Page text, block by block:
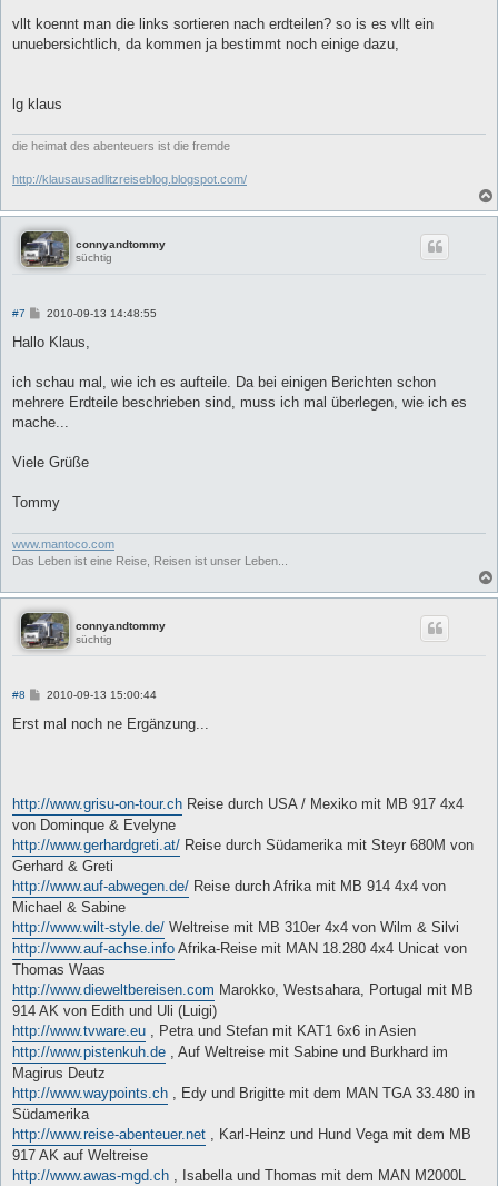
a
vllt koennt man die links sortieren nach erdteilen? so is es vllt ein
unuebersichtlich, da kommen ja bestimmt noch einige dazu,
lg klaus
die heimat des abenteuers ist die fremde
http://klausausadlitzreiseblog.blogspot.com/
connyandtommy
süchtig
#7
B
i
a
2010-09-13 14:48:55
Hallo Klaus,
ich schau mal, wie ich es aufteile. Da bei einigen Berichten schon
mehrere Erdteile beschrieben sind, muss ich mal überlegen, wie ich es
mache...
Viele Grüße
Tommy
www.mantoco.com
Das Leben ist eine Reise, Reisen ist unser Leben...
connyandtommy
süchtig
#8
B2010-09-13 15:00:44
Erst mal noch ne Ergänzung...
http://www.grisu-on-tour.ch Reise durch USA / Mexiko mit MB 917 4x4
von Dominque & Evelyne
http://www.gerhardgreti.at/ Reise durch Südamerika mit Steyr 680M von
Gerhard & Greti
http://www.auf-abwegen.de/ Reise durch Afrika mit MB 914 4x4 von
Michael & Sabine
http://www.wilt-style.de/ Weltreise mit MB 310er 4x4 von Wilm & Silvi
http://www.auf-achse.info Afrika-Reise mit MAN 18.280 4x4 Unicat von
Thomas Waas
http://www.dieweltbereisen.com Marokko, Westsahara, Portugal mit MB
914 AK von Edith und Uli (Luigi)
http://www.tvware.eu , Petra und Stefan mit KAT1 6x6 in Asien
http://www.pistenkuh.de , Auf Weltreise mit Sabine und Burkhard im
Magirus Deutz
http://www.waypoints.ch , Edy und Brigitte mit dem MAN TGA 33.480 in
Südamerika
http://www.reise-abenteuer.net , Karl-Heinz und Hund Vega mit dem MB
917 AK auf Weltreise
http://www.awas-mgd.ch , Isabella und Thomas mit dem MAN M2000L